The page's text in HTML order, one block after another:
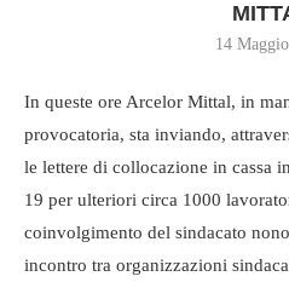
14
In queste ore Arcelor Mittal, in
provocatoria, sta inviando,
le lettere di collocazione in cassa
19 per ulteriori circa 1000
coinvolgimento del sindacato
incontro tra organizzazioni